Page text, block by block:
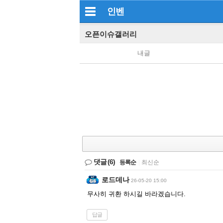
인벤
오픈이슈갤러리
내글
댓글(6) 등록순 최신순
로드데나 26-05-20 15:00
무사히 귀환 하시길 바라겠습니다.
답글